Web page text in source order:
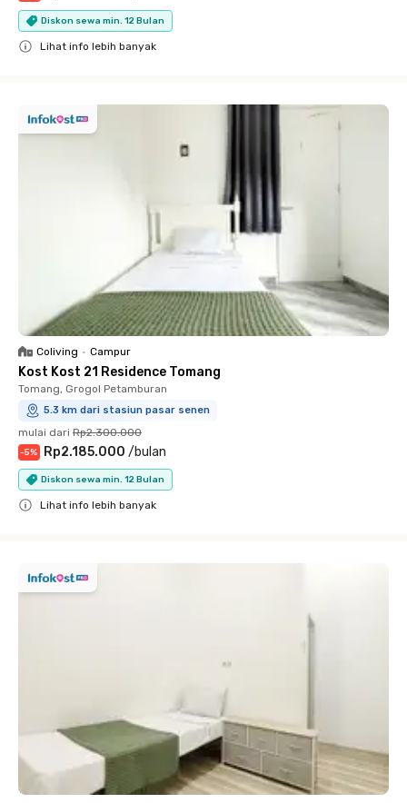
Diskon sewa min. 12 Bulan
Lihat info lebih banyak
Coliving • Campur
Kost Kost 21 Residence Tomang
Tomang, Grogol Petamburan
5.3 km dari stasiun pasar senen
mulai dari Rp2.300.000
-5% Rp2.185.000 /bulan
Diskon sewa min. 12 Bulan
Lihat info lebih banyak